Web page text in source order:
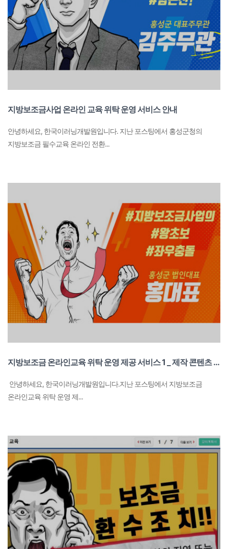
지방보조금사업 온라인 교육 위탁 운영 서비스 안내
안녕하세요, 한국이러닝개발원입니다. 지난 포스팅에서 홍성군청의
지방보조금 필수교육 온라인 전환...
지방보조금 온라인교육 위탁 운영 제공 서비스 1 _ 제작 콘텐츠 무료 제공
안녕하세요, 한국이러닝개발원입니다.​지난 포스팅에서 지방보조금
온라인교육 위탁 운영 제...